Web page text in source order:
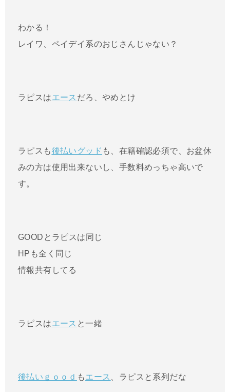
わかる！
レイワ、ペイデイ系のおじさんじゃない？
ラピスはエース だろ、やめとけ
ラピスも後払いグッド も、在籍確認必須で、お盆休
みの方は使用出来ないし、手数料めっちゃ高いで
す。
GOODとラピスは同じ
HPも全く同じ
情報共有してる
ラピスはエース と一緒
後払いｇｏｏｄ もエース 、ラピスと系列だな